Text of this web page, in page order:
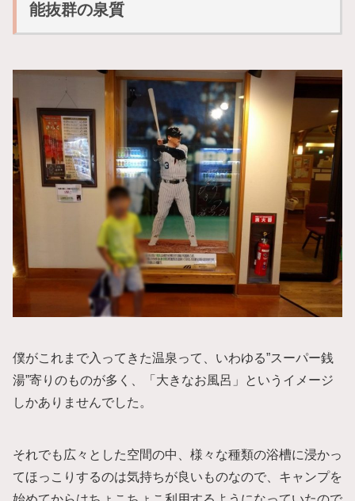
能抜群の泉質
僕がこれまで入ってきた温泉って、いわゆる”スーパー銭
湯”寄りのものが多く、「大きなお風呂」というイメージ
しかありませんでした。
それでも広々とした空間の中、様々な種類の浴槽に浸かっ
てほっこりするのは気持ちが良いものなので、キャンプを